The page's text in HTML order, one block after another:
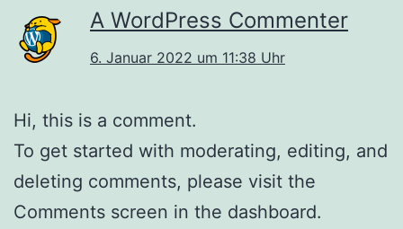
A WordPress Commenter
6. Januar 2022 um 11:38 Uhr
Hi, this is a comment.
To get started with moderating, editing, and
deleting comments, please visit the
Comments screen in the dashboard.